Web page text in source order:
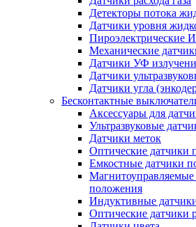
Детекторы потока
Датчики уровня
Пироэлектрические
Механические
Датчики УФ
Датчики
Датчики угла
Бесконтактные
Аксессуары для
Ультразвуковые
Датчики меток
Оптические датчики
Емкостные датчики
Магнитоуправляемые
положения
Индуктивные
Оптические датчики